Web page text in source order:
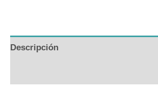
Descripción